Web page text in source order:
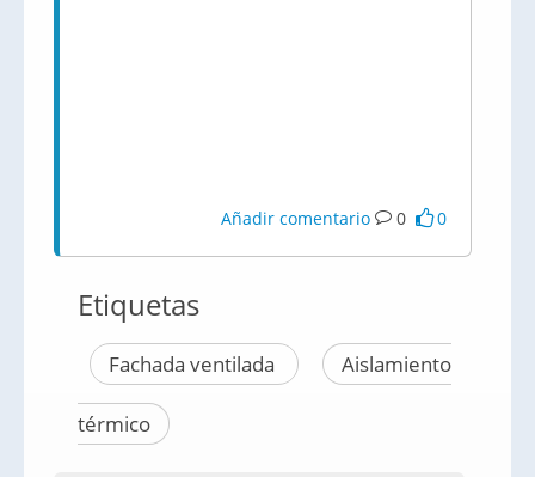
Añadir comentario 0 0
Etiquetas
Fachada ventilada Aislamiento
térmico